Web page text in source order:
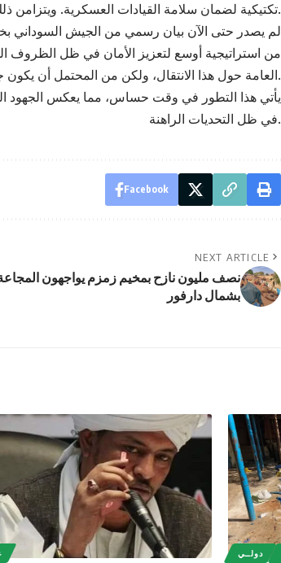
تكتيكية لضمان سلامة القيادات العسكرية. ويتزامن ذلك مع قرار قائد الجيش بحضور مفاوضات جنيف.
لم يصدر حتى الآن بيان رسمي من الجيش السوداني
من استراتيجية أوسع لتعزيز الأمان في ظل الظروف
العامة حول هذا الانتقال، ولكن من المحتمل أن يكون جزءًا من التنسيق المستمر بين الأجهزة الأمنية في البلاد.
يأتي هذا التطور في وقت حساس، مما يعكس الجهود
في ظل التحديات الراهنة.
Facebook
NEXT ARTICLE
نصف مليون نازح بمخيم زمزم يواجهون
بشمال دارفور
دولــي